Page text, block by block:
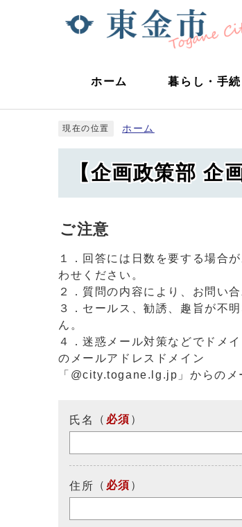
ホーム 暮らし ・ 手続
現在の位置 ホーム
【企画政策部 企
ご注意
１．回答には日数を要する場合
わせください。
２．質問の内容により、お問い
３．セールス、勧誘、趣旨が不
ん。
４．迷惑メール対策などでドメ
のメールアドレスドメイン
「@city.togane.lg.jp」からのメ
氏名 （ 必須 ）
住所 （ 必須 ）